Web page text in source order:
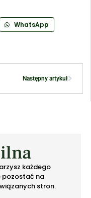
WhatsApp
Następny artykuł
każdego
pozostać na
stron.